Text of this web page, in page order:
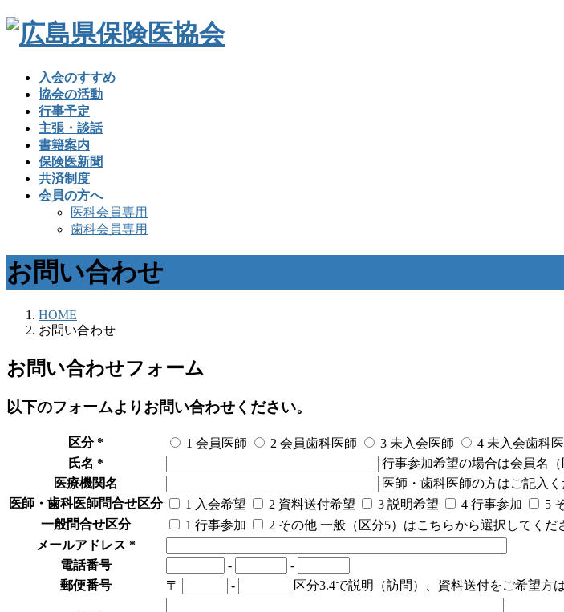
入会のすすめ
協会の活動
行事予定
主張・談話
書籍案内
保険医新聞
共済制度
会員の方へ
医科会員専用
歯科会員専用
お問い合わせ
HOME
お問い合わせ
お問い合わせフォーム
以下のフォームよりお問い合わせください。
区分* 1 会員医師 2 会員歯科医師 3 未入会医師 4 未入会歯科
氏名 *
行事参加希望の場合は会員名
医療機関名
医師・歯科医師の方はご記入く
医師・歯科医師問合せ区分
1 入会希望 2 資料送付希望 3 説明希望 4 行事参加 5
一般問合せ区分
1 行事参加 2 その他 一般（区分5）はこちらから選択してくだ
メールアドレス *
電話番号
-
-
郵便番号
〒 - 区分3.4で説明（訪問）、資料送付をご希望方